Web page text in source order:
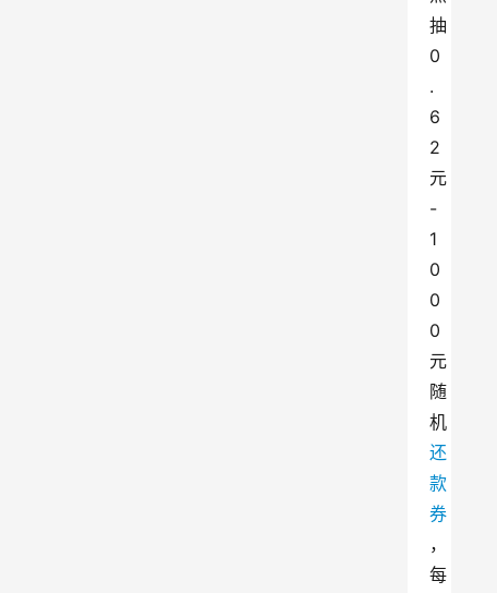
抽
0
.
6
2
元
-
1
0
0
0
元
随
机
还
款
券
，
每